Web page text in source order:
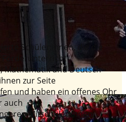
Schüler:innen, die die
Förderunterricht
Mathematik und Deutsch
zur Seite
und haben ein offenes Ohr
auch
Mitschüler:innen.